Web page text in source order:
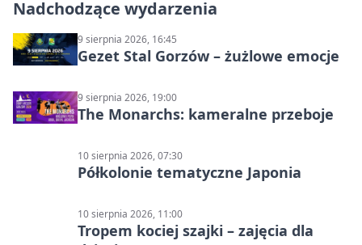
Nadchodzące wydarzenia
9 sierpnia 2026, 16:45
Gezet Stal Gorzów – żużlowe emocje
9 sierpnia 2026, 19:00
The Monarchs: kameralne przeboje
10 sierpnia 2026, 07:30
Półkolonie tematyczne Japonia
10 sierpnia 2026, 11:00
Tropem kociej szajki – zajęcia dla